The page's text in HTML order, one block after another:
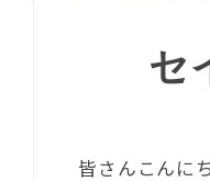
セ
皆さんこんに